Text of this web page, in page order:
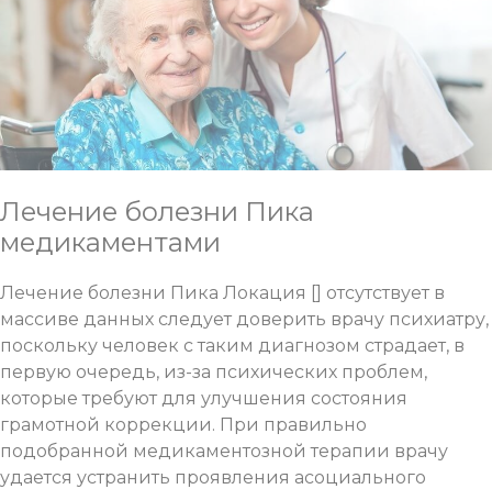
Лечение болезни Пика
медикаментами
Лечение болезни Пика Локация [] отсутствует в
массиве данных следует доверить врачу психиатру,
поскольку человек с таким диагнозом страдает, в
первую очередь, из-за психических проблем,
которые требуют для улучшения состояния
грамотной коррекции. При правильно
подобранной медикаментозной терапии врачу
удается устранить проявления асоциального